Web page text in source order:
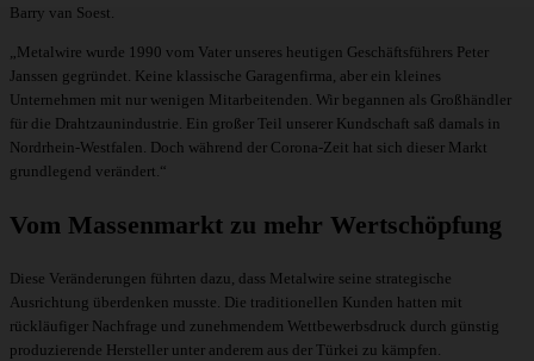
Barry van Soest.
„Metalwire wurde 1990 vom Vater unseres heutigen Geschäftsführers Peter
Janssen gegründet. Keine klassische Garagenfirma, aber ein kleines
Unternehmen mit nur wenigen Mitarbeitenden. Wir begannen als Großhändler
für die Drahtzaunindustrie. Ein großer Teil unserer Kundschaft saß damals in
Nordrhein-Westfalen. Doch während der Corona-Zeit hat sich dieser Markt
grundlegend verändert.“
Vom Massenmarkt zu mehr Wertschöpfung
Diese Veränderungen führten dazu, dass Metalwire seine strategische
Ausrichtung überdenken musste. Die traditionellen Kunden hatten mit
rückläufiger Nachfrage und zunehmendem Wettbewerbsdruck durch günstig
produzierende Hersteller unter anderem aus der Türkei zu kämpfen.